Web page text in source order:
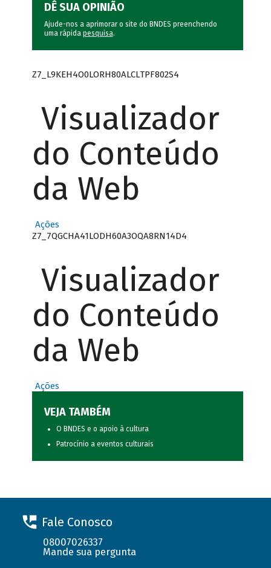
DÊ SUA OPINIÃO
Ajude-nos a aprimorar o site do BNDES preenchendo
uma rápida pesquisa.
Z7_L9KEH4O0LORH80ALCLTPF802S4
Visualizador
do Conteúdo
da Web
Ações
Z7_7QGCHA41LODH60A3OQA8RN14D4
Visualizador
do Conteúdo
da Web
Ações
VEJA TAMBÉM
O BNDES e o apoio à cultura
Patrocínio a eventos culturais
Fale Conosco
08007026337
Mande sua pergunta